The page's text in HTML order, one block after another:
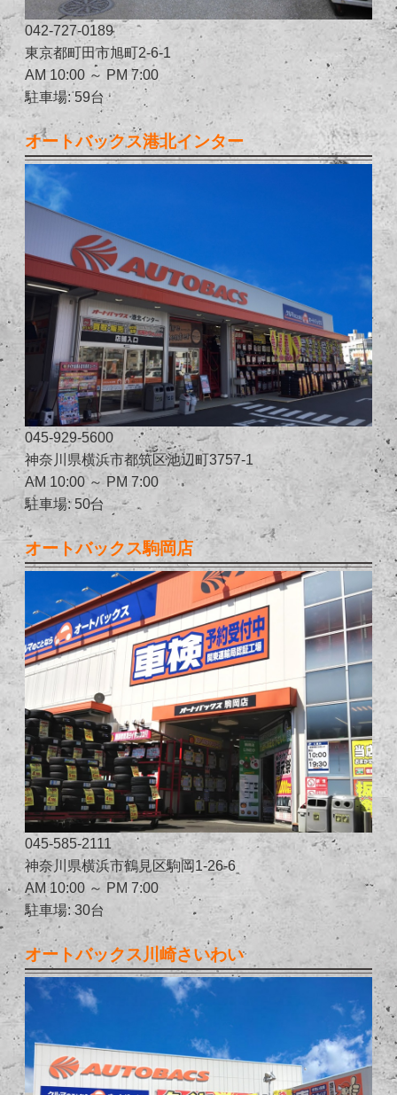
042-727-0189
東京都町田市旭町2-6-1
AM 10:00 ～ PM 7:00
駐車場: 59台
オートバックス港北インター
045-929-5600
神奈川県横浜市都筑区池辺町3757-1
AM 10:00 ～ PM 7:00
駐車場: 50台
オートバックス駒岡店
045-585-2111
神奈川県横浜市鶴見区駒岡1-26-6
AM 10:00 ～ PM 7:00
駐車場: 30台
オートバックス川崎さいわい